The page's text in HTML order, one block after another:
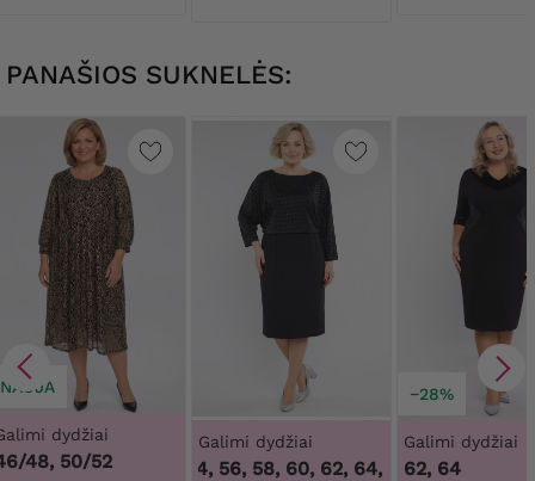
PANAŠIOS SUKNELĖS:
NAUJA
dydžiai
48, 50/52
Galimi dydžiai
52, 54, 56, 58, 60, 62, 64,52, 54, 56, 58,
−28%
Galimi dydžiai
62, 64